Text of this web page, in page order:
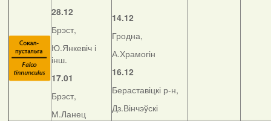
28.12
Брэст,
Ю.Янкевіч і
інш.
17.01
Брэст,
М.Ланец
14.12
Гродна,
А.Храмогін
16.12
Бераставіцкі р-н,
Дз.Вінчэўскі